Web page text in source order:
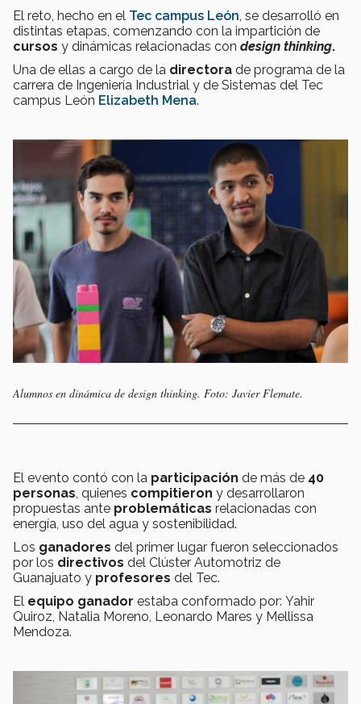
El reto, hecho en el Tec campus León , se desarrolló en
distintas etapas, comenzando con la impartición de
cursos y dinámicas relacionadas con design thinking.
Una de ellas a cargo de la directora de programa de la
carrera de Ingeniería Industrial y de Sistemas del Tec
campus León Elizabeth Mena.
Alumnos en dinámica de design thinking. Foto: Javier Flemate.
El evento contó con la participación de más de 40
personas, quienes compitieron y desarrollaron
propuestas ante problemáticas relacionadas con
energía, uso del agua y sostenibilidad.
Los ganadores del primer lugar fueron seleccionados
por los directivos del Clúster Automotriz de
Guanajuato y profesores del Tec.
El equipo ganador estaba conformado por: Yahir
Quiroz, Natalia Moreno, Leonardo Mares y Mellissa
Mendoza.